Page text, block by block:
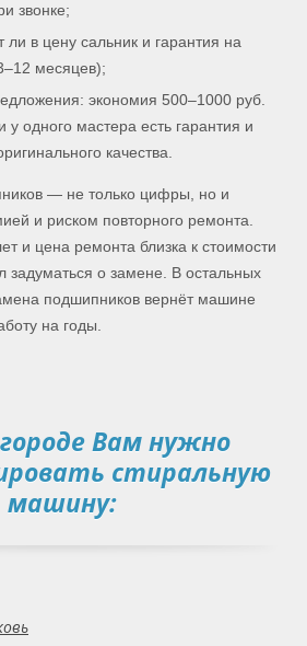
звонке;
ли в цену сальник и гарантия на
месяцев);
экономия 500–1000 руб.
одного мастера есть гарантия и
качества.
— не только цифры, но и
и риском повторного ремонта.
и цена ремонта близка к стоимости
о замене. В остальных
подшипников вернёт машине
на годы.
Вам нужно
стиральную
машину: